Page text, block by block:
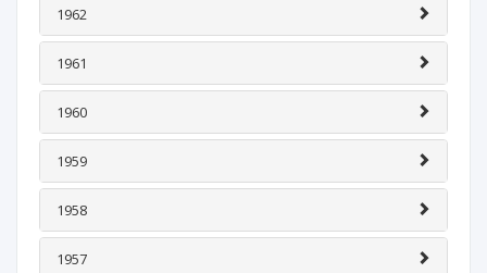
1962
1961
1960
1959
1958
1957